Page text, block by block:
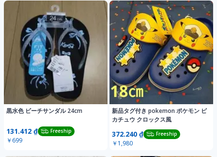
黒水色 ビーチサンダル 24cm
131.412 ₫ Freeship
￥699
新品タグ付き pokemon ポケモン ピ
カチュウ クロックス風
372.240 ₫ Freeship
￥1,980